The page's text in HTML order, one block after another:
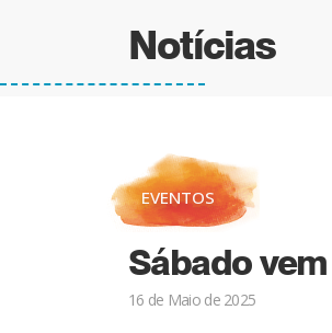
Notícias
EVENTOS
Sábado
16 de Maio de 2025